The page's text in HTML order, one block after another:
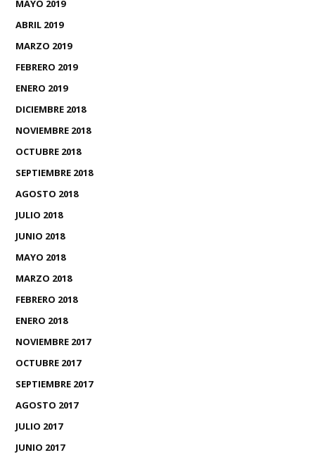
MAYO 2019
ABRIL 2019
MARZO 2019
FEBRERO 2019
ENERO 2019
DICIEMBRE 2018
NOVIEMBRE 2018
OCTUBRE 2018
SEPTIEMBRE 2018
AGOSTO 2018
JULIO 2018
JUNIO 2018
MAYO 2018
MARZO 2018
FEBRERO 2018
ENERO 2018
NOVIEMBRE 2017
OCTUBRE 2017
SEPTIEMBRE 2017
AGOSTO 2017
JULIO 2017
JUNIO 2017